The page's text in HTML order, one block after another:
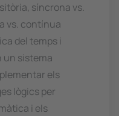
síncrona vs.
vs. contínua
del temps i
un sistema
els
lògics per
i els